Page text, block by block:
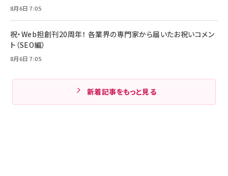
8月6日 7:05
祝・Web担創刊20周年！ 各業界の専門家から届いたお祝いコメン
ト（SEO編）
8月6日 7:05
新着記事をもっと見る